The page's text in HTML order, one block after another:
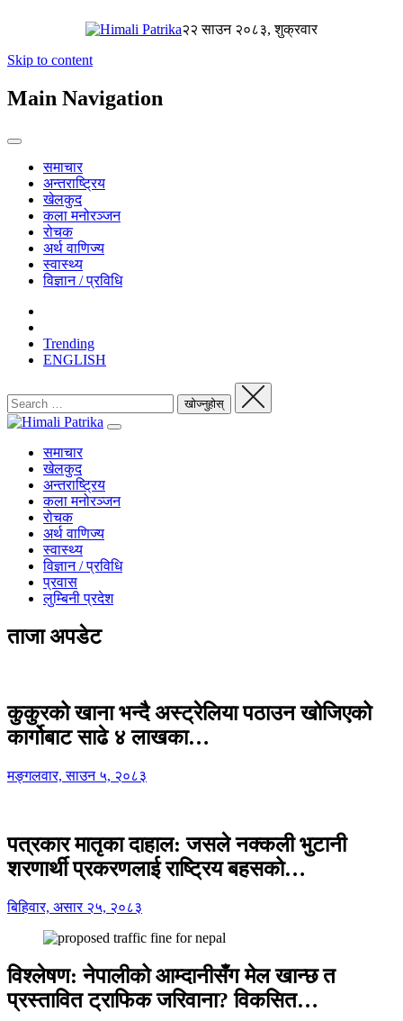
२२ साउन २०८३, शुक्रवार
Skip to content
Main Navigation
समाचार
अन्तराष्ट्रिय
खेलकुद
कला मनोरञ्जन
रोचक
अर्थ वाणिज्य
स्वास्थ्य
विज्ञान / प्रविधि
Trending
ENGLISH
समाचार
खेलकुद
अन्तराष्ट्रिय
कला मनोरञ्जन
रोचक
अर्थ वाणिज्य
स्वास्थ्य
विज्ञान / प्रविधि
प्रवास
लुम्बिनी प्रदेश
ताजा अपडेट
कुकुरको खाना भन्दै अस्ट्रेलिया पठाउन खोजिएको
कार्गोबाट साढे ४ लाखका…
मङ्गलवार, साउन ५, २०८३
पत्रकार मातृका दाहाल: जसले नक्कली भुटानी
शरणार्थी प्रकरणलाई राष्ट्रिय बहसको…
बिहिवार, असार २५, २०८३
विश्लेषण: नेपालीको आम्दानीसँग मेल खान्छ त
प्रस्तावित ट्राफिक जरिवाना? विकसित…